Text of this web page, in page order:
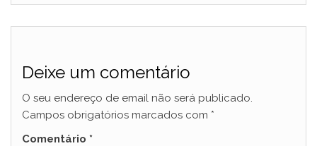
Deixe um comentário
O seu endereço de email não será publicado.
Campos obrigatórios marcados com *
Comentário *